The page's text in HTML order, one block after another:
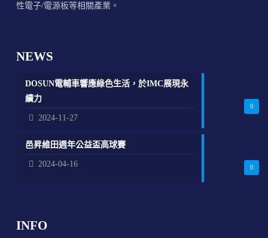
性電子/電源板等相關產業。
NEWS
0
DOSUN電輔車響應綠色生活，於IMC展現永
續力
2024-11-27
0
邑昇維田週年公益盃高球賽
2024-04-16
INFO